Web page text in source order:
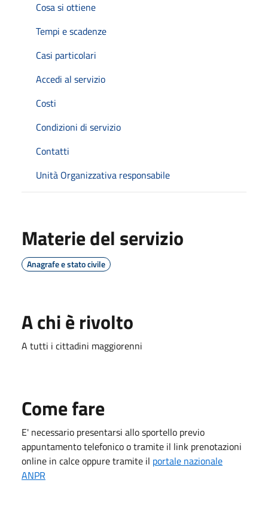
Cosa si ottiene
Tempi e scadenze
Casi particolari
Accedi al servizio
Costi
Condizioni di servizio
Contatti
Unità Organizzativa responsabile
Materie del servizio
Anagrafe e stato civile
A chi è rivolto
A tutti i cittadini maggiorenni
Come fare
E' necessario presentarsi allo sportello previo
appuntamento telefonico o tramite il link prenotazioni
online in calce oppure tramite il portale nazionale
ANPR